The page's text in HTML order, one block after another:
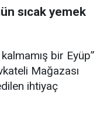
sıcak yemek
bir Eyüp”
Mağazası
ihtiyaç